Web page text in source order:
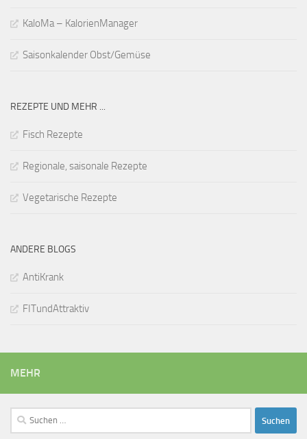
KaloMa – KalorienManager
Saisonkalender Obst/Gemüse
REZEPTE UND MEHR ...
Fisch Rezepte
Regionale, saisonale Rezepte
Vegetarische Rezepte
ANDERE BLOGS
AntiKrank
FITundAttraktiv
MEHR
Suchen
nach: